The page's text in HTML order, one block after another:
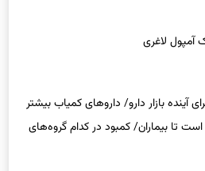
تا بیماران/ کمبود در کدام گروه‌های
است؟